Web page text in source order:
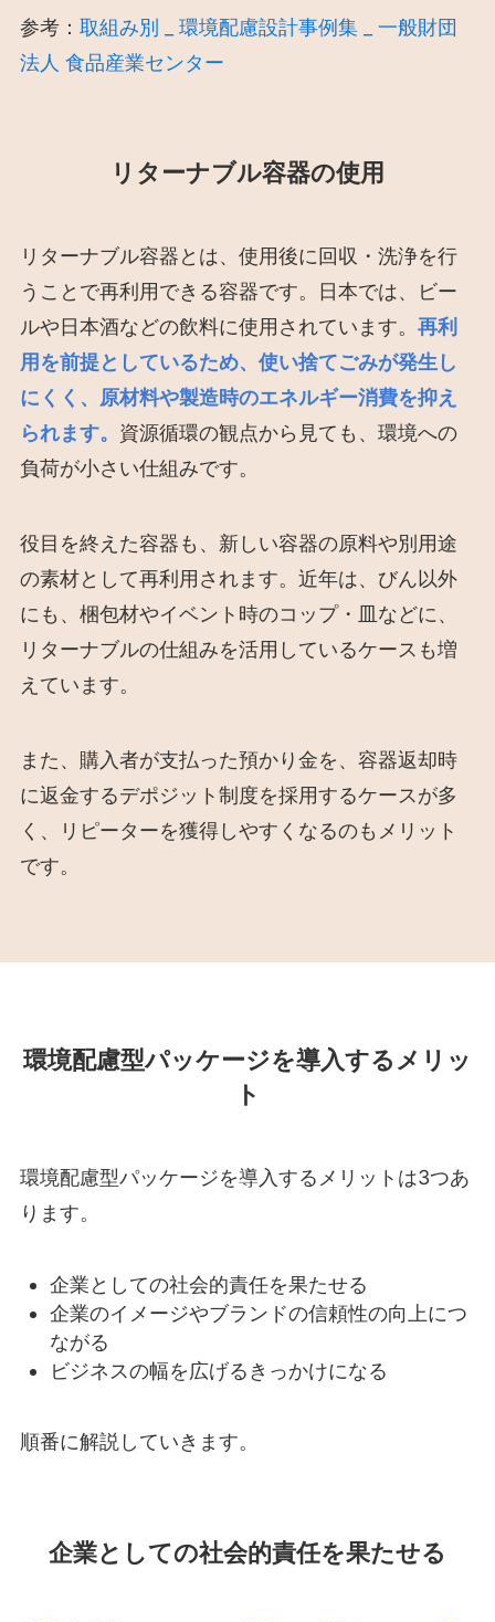
参考： 取組み別 _ 環境配慮設計事例集 _ 一般財団
法人 食品産業センター
リターナブル容器の使用
リターナブル容器とは、使用後に回収・洗浄を行
うことで再利用できる容器です。日本では、ビー
ルや日本酒などの飲料に使用されています。 再利
用を前提としているため、使い捨てごみが発生し
にくく、原材料や製造時のエネルギー消費を抑え
られます。 資源循環の観点から見ても、環境への
負荷が小さい仕組みです。
役目を終えた容器も、新しい容器の原料や別用途
の素材として再利用されます。近年は、びん以外
にも、梱包材やイベント時のコップ・皿などに、
リターナブルの仕組みを活用しているケースも増
えています。
また、購入者が支払った預かり金を、容器返却時
に返金するデポジット制度を採用するケースが多
く、リピーターを獲得しやすくなるのもメリット
です。
環境配慮型パッケージを導入するメリッ
ト
環境配慮型パッケージを導入するメリットは3つあ
ります。
企業としての社会的責任を果たせる
企業のイメージやブランドの信頼性の向上につ
ながる
ビジネスの幅を広げるきっかけになる
順番に解説していきます。
企業としての社会的責任を果たせる